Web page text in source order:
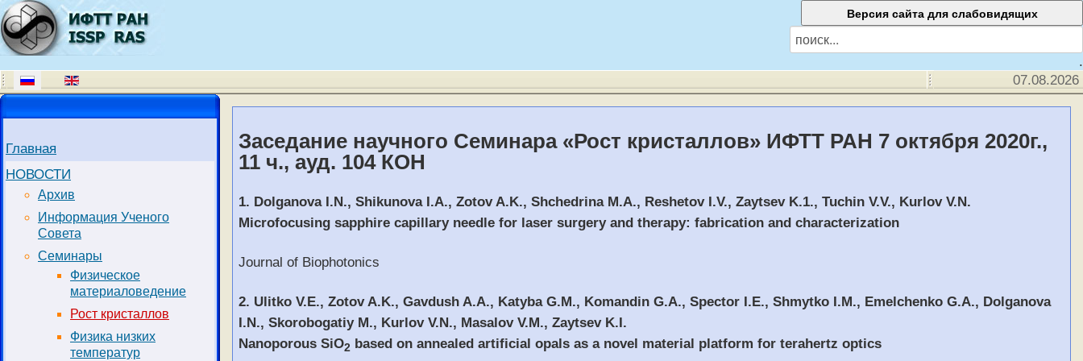
.
07.08.2026
Главная
НОВОСТИ
Архив
Информация Ученого
Совета
Семинары
Физическое
материаловедение
Рост кристаллов
Физика низких
температур
Заседание научного Семинара «Рост кристаллов» ИФТТ РАН 7 октября 2020г.,
11 ч., ауд. 104 КОН
1. Dolganova I.N., Shikunova I.A., Zotov A.K., Shchedrina M.A., Reshetov I.V., Zaytsev K.1., Tuchin V.V., Kurlov V.N.
Microfocusing sapphire capillary needle for laser surgery and therapy: fabrication and characterization
Journal of Biophotonics
2. Ulitko V.E., Zotov A.K., Gavdush A.A., Katyba G.M., Komandin G.A., Spector I.E., Shmytko I.M., Emelchenko G.A., Dolganova
I.N., Skorobogatiy M., Kurlov V.N., Masalov V.M., Zaytsev K.I.
Nanoporous SiO2 based on annealed artificial opals as a novel material platform for terahertz optics